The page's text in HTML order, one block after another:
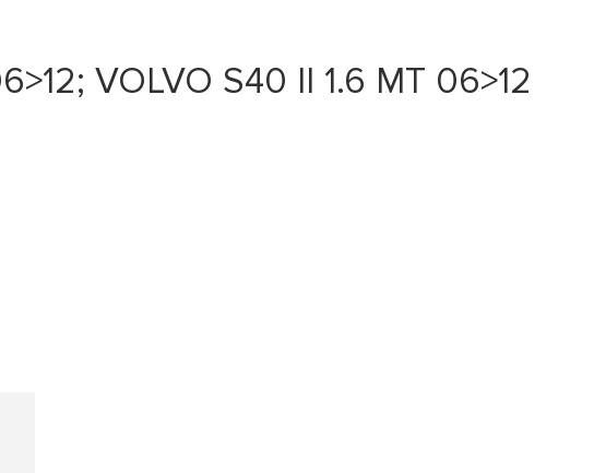
VOLVO S40 II 1.6 MT 06>12